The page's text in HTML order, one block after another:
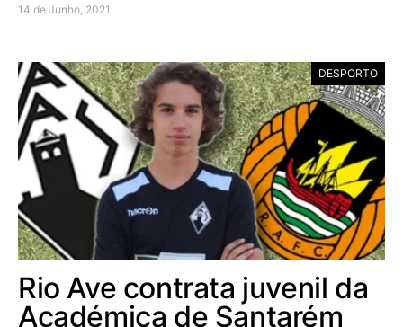
14 de Junho, 2021
DESPORTO
Rio Ave contrata juvenil da
Académica de Santarém